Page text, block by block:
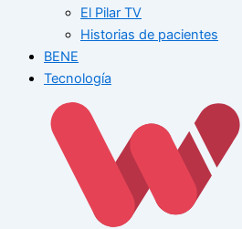
El Pilar TV
Historias de pacientes
BENE
Tecnología